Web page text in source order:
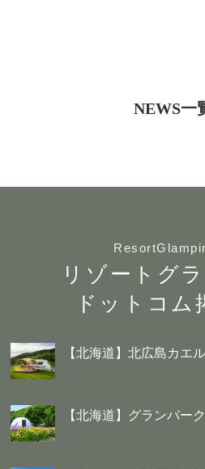
NEWS一
リゾートグ
ドットコム
【北海道】北広島カエ
【北海道】グランパー